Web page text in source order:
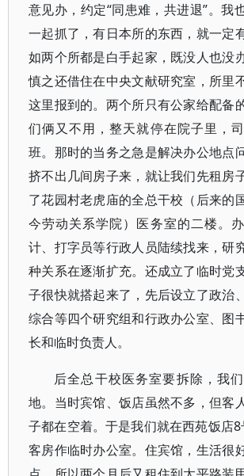
意见办，约定“同患难，共进退”。我
一起抓了，有日本所的东西，就一定
如两个所都是白手起家，既没人也没
慎之还借住在中央文献研究室，所里
这里报到的。两个所只有公家给配备
们俩又不用，整天就停在院子里，
班。那时的当务之急是解决办公地点
挤不出几间房子来，就让我们先租房
了花园村老虎庙的全总干校（后来的
今劳动关系学院）医务室的二楼。
计、打字员等行政人员陆续找来，研
种关系在逐渐扩充。还成立了临时党
子很快就搭起来了，先后设立了政治
综合等四个研究组和行政办公室、图
长和临时负责人。
后全总干校医务室要拆除，我
地。当时宾馆、饭店虽然不多，但客
子都在空着。于是我们就在西苑饭店
客房作临时办公室。住宾馆，生活很